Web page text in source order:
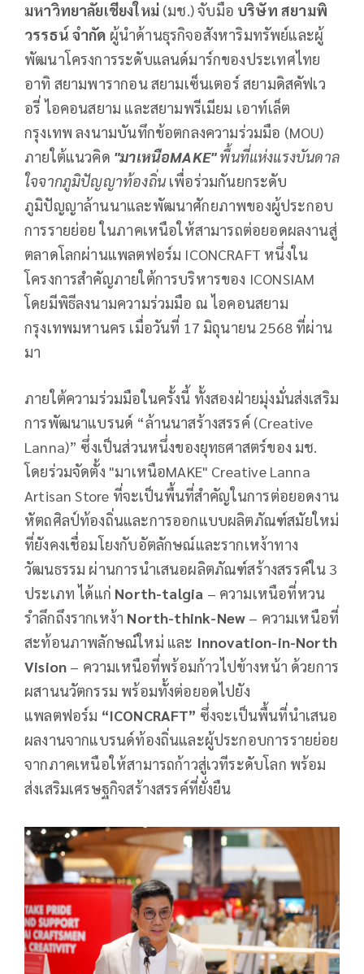
มหาวิทยาลัยเชียงใหม่(มช.) จับมือ บริษัท สยามพิ
วรรธน์ จำกัด ผู้นำด้านธุรกิจอสังหาริมทรัพย์และผู้
พัฒนาโครงการระดับแลนด์มาร์กของประเทศไทย
อาทิ สยามพารากอน สยามเซ็นเตอร์ สยามดิสคัฟเว
อรี่ ไอคอนสยาม และสยามพรีเมียม เอาท์เล็ต
กรุงเทพ ลงนามบันทึกข้อตกลงความร่วมมือ (MOU)
ภายใต้แนวคิด "มาเหนือMAKE" พื้นที่แห่งแรงบันดาล
ใจจากภูมิปัญญาท้องถิ่นเพื่อร่วมกันยกระดับ
ภูมิปัญญาล้านนาและพัฒนาศักยภาพของผู้ประกอบ
การรายย่อย ในภาคเหนือให้สามารถต่อยอดผลงานสู่
ตลาดโลกผ่านแพลตฟอร์ม ICONCRAFT หนึ่งใน
โครงการสำคัญภายใต้การบริหารของ ICONSIAM
โดยมีพิธีลงนามความร่วมมือ ณ ไอคอนสยาม
กรุงเทพมหานคร เมื่อวันที่ 17 มิถุนายน 2568 ที่ผ่าน
มา
ภายใต้ความร่วมมือในครั้งนี้ ทั้งสองฝ่ายมุ่งมั่นส่งเสริม
การพัฒนาแบรนด์ “ล้านนาสร้างสรรค์ (Creative
Lanna)” ซึ่งเป็นส่วนหนึ่งของยุทธศาสตร์ของ มช.
โดยร่วมจัดตั้ง "มาเหนือMAKE" Creative Lanna
Artisan Store ที่จะเป็นพื้นที่สำคัญในการต่อยอดงาน
หัตถศิลป์ท้องถิ่นและการออกแบบผลิตภัณฑ์สมัยใหม่
ที่ยังคงเชื่อมโยงกับอัตลักษณ์และรากเหง้าทาง
วัฒนธรรม ผ่านการนำเสนอผลิตภัณฑ์สร้างสรรค์ใน 3
ประเภท ได้แก่ North-talgia – ความเหนือที่หวน
รำลึกถึงรากเหง้า North-think-New – ความเหนือที่
สะท้อนภาพลักษณ์ใหม่ และ Innovation-in-North
Vision – ความเหนือที่พร้อมก้าวไปข้างหน้า ด้วยการ
ผสานนวัตกรรม พร้อมทั้งต่อยอดไปยัง
แพลตฟอร์ม “ICONCRAFT” ซึ่งจะเป็นพื้นที่นำเสนอ
ผลงานจากแบรนด์ท้องถิ่นและผู้ประกอบการรายย่อย
จากภาคเหนือให้สามารถก้าวสู่เวทีระดับโลก พร้อม
ส่งเสริมเศรษฐกิจสร้างสรรค์ที่ยั่งยืน